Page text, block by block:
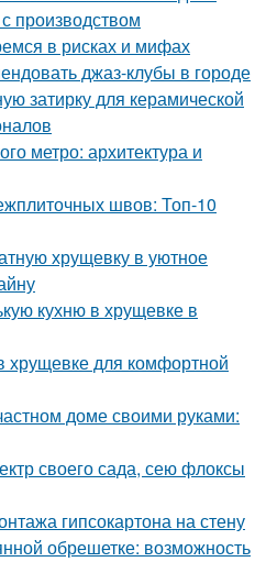
производством
в рисках и мифах
джаз-клубы в городе
затирку для керамической
метро: архитектура и
швов: Топ-10
хрущевку в уютное
кухню в хрущевке в
хрущевке для комфортной
доме своими руками:
своего сада, сею флоксы
гипсокартона на стену
обрешетке: возможность